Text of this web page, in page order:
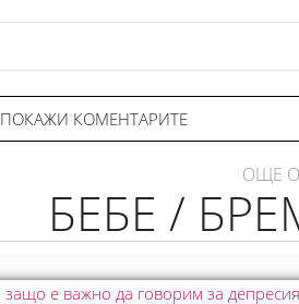
ПОКАЖИ КОМЕНТАРИТЕ
ОЩЕ
БЕБЕ /